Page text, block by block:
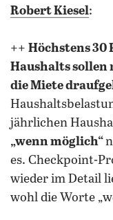
Robert Kiesel:
++ Höchstens 30
Haushalts
die Miete
jährlichen
„wenn möglich“
es. Checkpoint-
wieder im Detail
wohl die Worte